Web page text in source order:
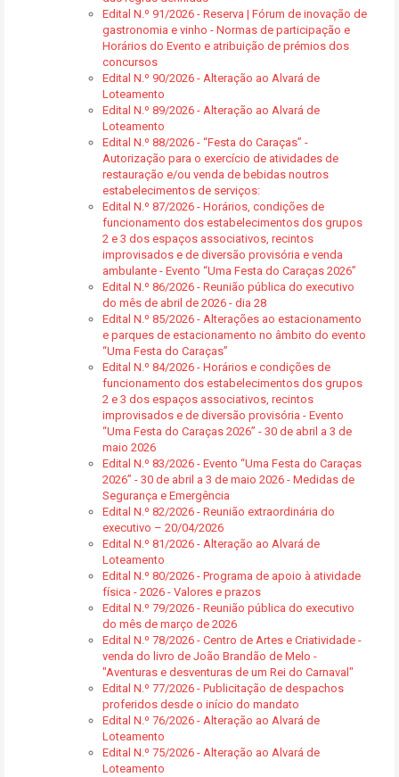
Edital N.º 91/2026 - Reserva | Fórum de inovação de
gastronomia e vinho - Normas de participação e
Horários do Evento e atribuição de prémios dos
concursos
Edital N.º 90/2026 - Alteração ao Alvará de
Loteamento
Edital N.º 89/2026 - Alteração ao Alvará de
Loteamento
Edital N.º 88/2026 - “Festa do Caraças” -
Autorização para o exercício de atividades de
restauração e/ou venda de bebidas noutros
estabelecimentos de serviços:
Edital N.º 87/2026 - Horários, condições de
funcionamento dos estabelecimentos dos grupos
2 e 3 dos espaços associativos, recintos
improvisados e de diversão provisória e venda
ambulante - Evento “Uma Festa do Caraças 2026”
Edital N.º 86/2026 - Reunião pública do executivo
do mês de abril de 2026 - dia 28
Edital N.º 85/2026 - Alterações ao estacionamento
e parques de estacionamento no âmbito do evento
“Uma Festa do Caraças”
Edital N.º 84/2026 - Horários e condições de
funcionamento dos estabelecimentos dos grupos
2 e 3 dos espaços associativos, recintos
improvisados e de diversão provisória - Evento
“Uma Festa do Caraças 2026” - 30 de abril a 3 de
maio 2026
Edital N.º 83/2026 - Evento “Uma Festa do Caraças
2026” - 30 de abril a 3 de maio 2026 - Medidas de
Segurança e Emergência
Edital N.º 82/2026 - Reunião extraordinária do
executivo – 20/04/2026
Edital N.º 81/2026 - Alteração ao Alvará de
Loteamento
Edital N.º 80/2026 - Programa de apoio à atividade
física - 2026 - Valores e prazos
Edital N.º 79/2026 - Reunião pública do executivo
do mês de março de 2026
Edital N.º 78/2026 - Centro de Artes e Criatividade -
venda do livro de João Brandão de Melo -
"Aventuras e desventuras de um Rei do Carnaval"
Edital N.º 77/2026 - Publicitação de despachos
proferidos desde o início do mandato
Edital N.º 76/2026 - Alteração ao Alvará de
Loteamento
Edital N.º 75/2026 - Alteração ao Alvará de
Loteamento